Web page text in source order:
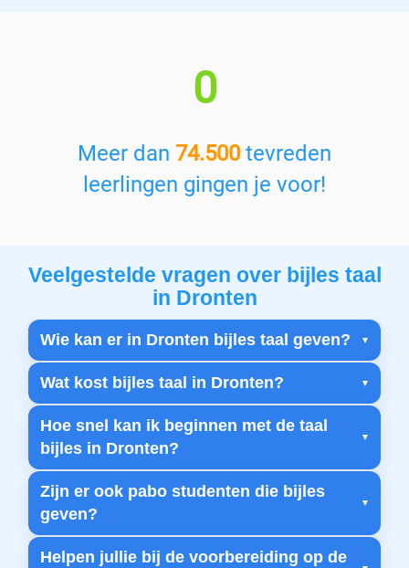
0
Meer dan 74.500tevreden
leerlingen gingen je voor!
Veelgestelde vragen over bijles taal
in Dronten
Wie kan er in Dronten bijles taal geven?
Wat kost bijles taal in Dronten?
Hoe snel kan ik beginnen met de taal
bijles in Dronten?
Zijn er ook pabo studenten die bijles
geven?
Helpen jullie bij de voorbereiding op de